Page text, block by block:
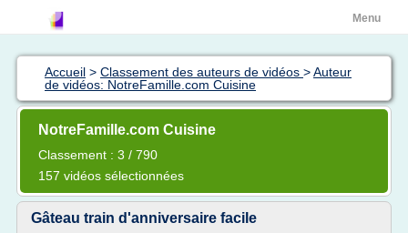
Menu
Accueil > Classement des auteurs de vidéos >Auteur
de vidéos: NotreFamille.com Cuisine
NotreFamille.com Cuisine
Classement : 3 / 790
157 vidéos sélectionnées
Gâteau train d'anniversaire facile